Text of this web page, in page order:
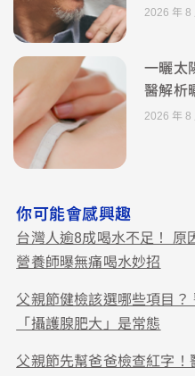
2026 年 8
一曬太
醫解析
2026 年 8
你可能會感興趣
台灣人逾8成喝水不足！ 原
營養師曝無痛喝水妙招
父親節健檢該選哪些項目
「攝護腺肥大」是常態
父親節先幫爸爸檢查紅字！